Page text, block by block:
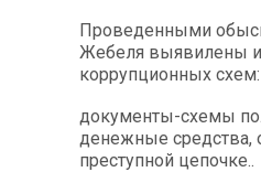
Проведенными
Жебеля выявилены и
коррупционных схем:
документы-схемы
денежные средства,
преступной цепочке..